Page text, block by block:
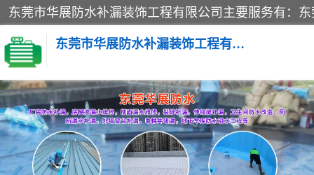
东莞市华展防水补漏装饰工程有限公司
楼面防水补漏
阳台卫生间防水补漏